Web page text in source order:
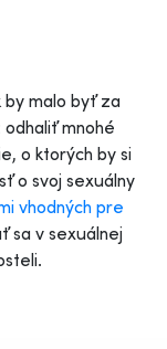
malo byť za
mnohé
o ktorých by si
o svoj sexuálny
vhodných pre
sa v sexuálnej